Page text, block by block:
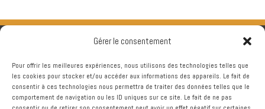
Gérer le consentement
Pour offrir les meilleures expériences, nous utilisons des technologies telles que
les cookies pour stocker et/ou accéder aux informations des appareils. Le fait de
consentir à ces technologies nous permettra de traiter des données telles que le
comportement de navigation ou les ID uniques sur ce site. Le fait de ne pas